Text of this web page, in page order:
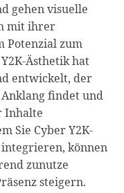
gehen visuelle
mit ihrer
Potenzial zum
Ästhetik hat
entwickelt, der
findet und
Inhalte
Sie Cyber Y2K-
können
zunutze
steigern.